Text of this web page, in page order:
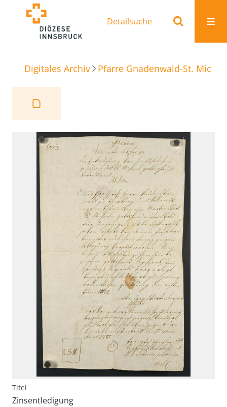
Detailsuche
Digitales Archiv Pfarre Gnadenwald-St.
Titel
Zinsentledigung